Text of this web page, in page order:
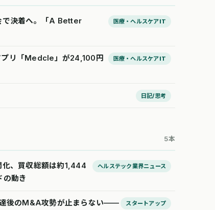
で決着へ。「A Better
医療・ヘルスケアIT
プリ「Medcle」が24,100円
医療・ヘルスケアIT
日記/思考
5本
化、買収総額は約1,444
の動き
ヘルステック業界ニュース
達後のM&A攻勢が止まらない——
スタートアップ